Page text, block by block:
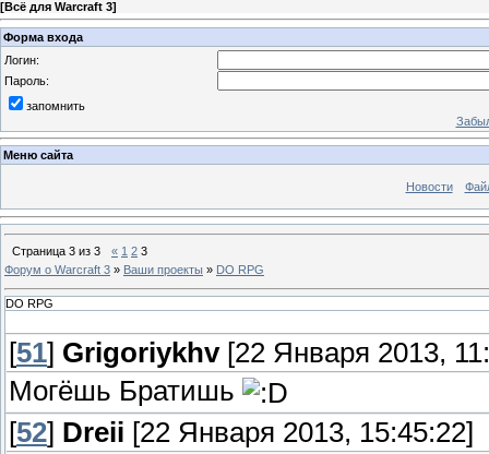
[Всё для Warcraft 3]
Форма входа
Логин:
Пароль:
запомнить
Меню сайта
Новости
Страница 3 из 3 « 1 2 3
Форум о Warcraft 3 » Ваши проекты » DO RPG
DO RPG
[51] Grigoriykhv[22 Января 2013,
Могёшь Братишь
[52] Dreii [22 Января 2013, 15:45:22]